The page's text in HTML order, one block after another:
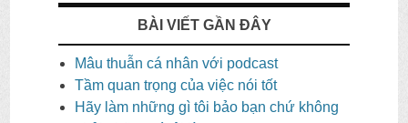
BÀI VIẾT GẦN ĐÂY
Mâu thuẫn cá nhân với podcast
Tầm quan trọng của việc nói tốt
Hãy làm những gì tôi bảo bạn chứ không